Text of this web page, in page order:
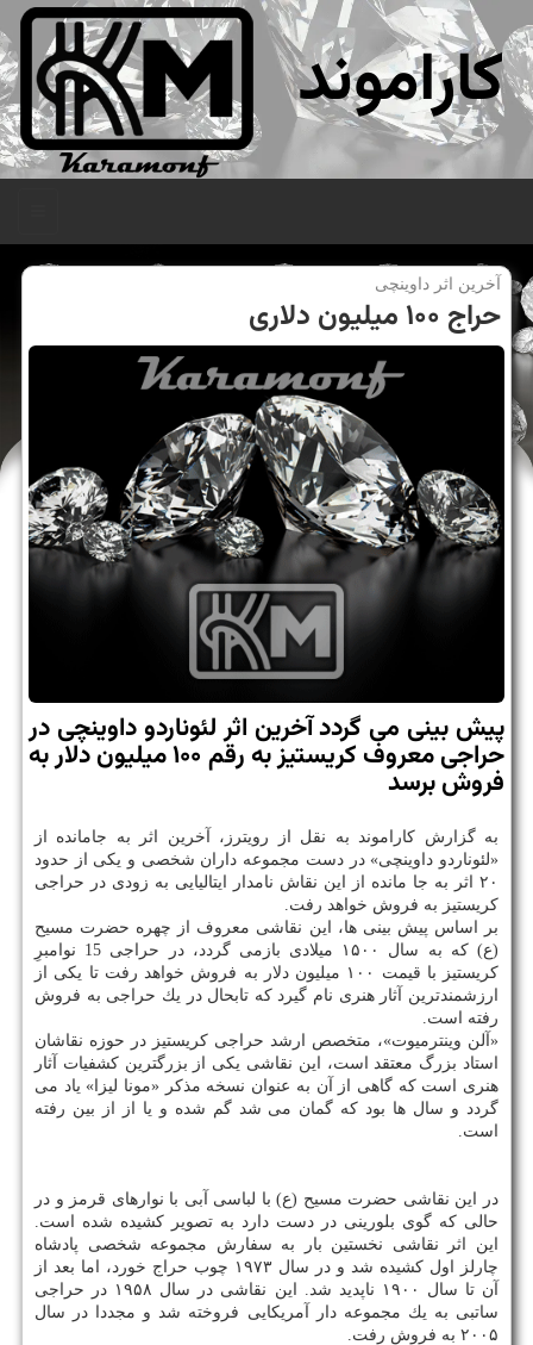
کاراموند
آخرین اثر داوینچی
حراج ۱۰۰ میلیون دلاری
پیش بینی می گردد آخرین اثر لئوناردو داوینچی در
حراجی معروف كریستیز به رقم ۱۰۰ میلیون دلار به
فروش برسد
به گزارش كاراموند به نقل از رویترز، آخرین اثر به جامانده از
«لئوناردو داوینچی» در دست مجموعه داران شخصی و یكی از حدود
۲۰ اثر به جا مانده از این نقاش نامدار ایتالیایی به زودی در حراجی
كریستیز به فروش خواهد رفت.
بر اساس پیش بینی ها، این نقاشی معروف از چهره حضرت مسیح
(ع) كه به سال ۱۵۰۰ میلادی بازمی گردد، در حراجی 15 نوامبرِ
كریستیز با قیمت ۱۰۰ میلیون دلار به فروش خواهد رفت تا یكی از
ارزشمندترین آثار هنری نام گیرد كه تابحال در یك حراجی به فروش
رفته است.
«آلن وینترمیوت»، متخصص ارشد حراجی كریستیز در حوزه نقاشان
استاد بزرگ معتقد است، این نقاشی یكی از بزرگترین كشفیات آثار
هنری است كه گاهی از آن به عنوان نسخه مذكر «مونا لیزا» یاد می
گردد و سال ها بود كه گمان می شد گم شده و یا از از بین رفته
است.
در این نقاشی حضرت مسیح (ع) با لباسی آبی با نوارهای قرمز و در
حالی كه گوی بلورینی در دست دارد به تصویر كشیده شده است.
این اثر نقاشی نخستین بار به سفارش مجموعه شخصی پادشاه
چارلز اول كشیده شد و در سال ۱۹۷۳ چوب حراج خورد، اما بعد از
آن تا سال ۱۹۰۰ ناپدید شد. این نقاشی در سال ۱۹۵۸ در حراجی
ساتبی به یك مجموعه دار آمریكایی فروخته شد و مجددا در سال
۲۰۰۵ به فروش رفت.